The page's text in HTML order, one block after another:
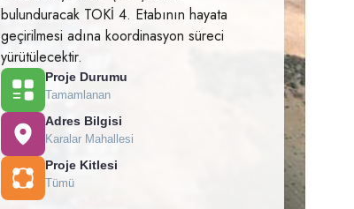
bulunduracak TOKİ 4. Etabının hayata
geçirilmesi adına koordinasyon süreci
yürütülecektir.
Proje Durumu
Tamamlanan
Adres Bilgisi
Karalar Mahallesi
Proje Kitlesi
Tümü